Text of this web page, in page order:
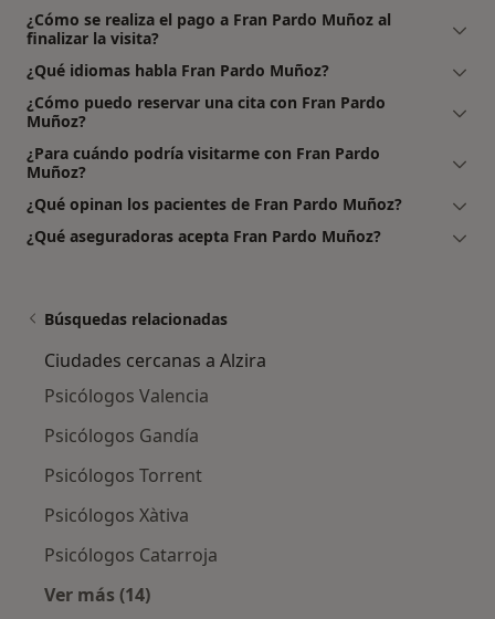
¿Cómo se realiza el pago a Fran Pardo Muñoz al
finalizar la visita?
¿Qué idiomas habla Fran Pardo Muñoz?
¿Cómo puedo reservar una cita con Fran Pardo
Muñoz?
¿Para cuándo podría visitarme con Fran Pardo
Muñoz?
¿Qué opinan los pacientes de Fran Pardo Muñoz?
¿Qué aseguradoras acepta Fran Pardo Muñoz?
Búsquedas relacionadas
Ciudades cercanas a Alzira
Psicólogos Valencia
Psicólogos Gandía
Psicólogos Torrent
Psicólogos Xàtiva
Psicólogos Catarroja
Ver más (14)